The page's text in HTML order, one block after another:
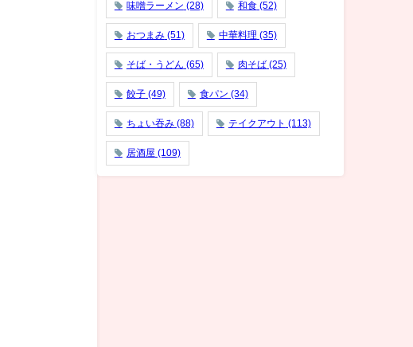
味噌ラーメン (28) 和食(52)
おつまみ(51) 中華料理 (35)
そば・うどん (65) 肉そば (25)
餃子(49) 食パン (34)
ちょい吞み(88) テイクアウト (113)
居酒屋 (109)